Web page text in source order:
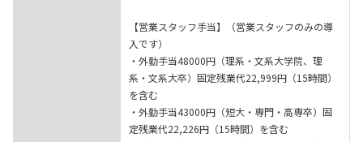
【営業スタッフ手当】（営業スタッフのみの導
入です）
・外勤手当48000円（理系・文系大学院、理
系・文系大卒）固定残業代22,999円（15時間）
を含む
・外勤手当43000円（短大・専門・高専卒）固
定残業代22,226円（15時間）を含む